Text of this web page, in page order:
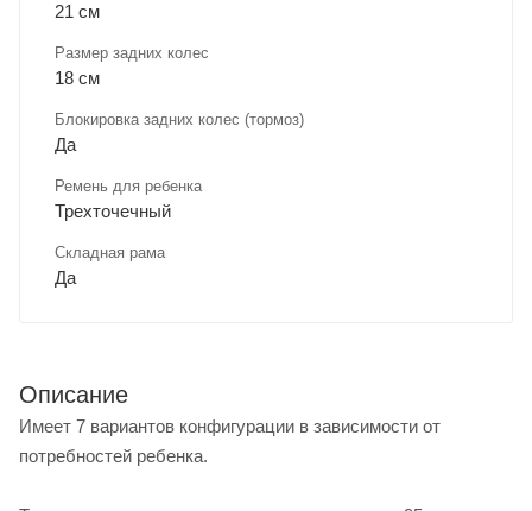
21 см
Размер задних колес
18 см
Блокировка задних колес (тормоз)
Да
Ремень для ребенка
Трехточечный
Складная рама
Да
Описание
Имеет 7 вариантов конфигурации в зависимости от
потребностей ребенка.